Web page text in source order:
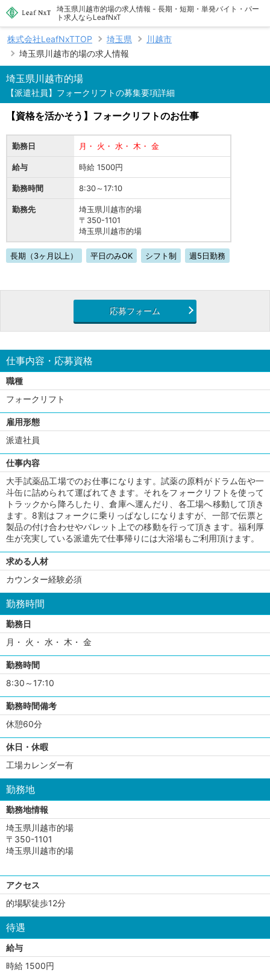
埼玉県川越市的場の求人情報 - 長期・短期・単発バイト・パー
ト求人ならLeafNxT
株式会社LeafNxTTOP 埼玉県
川越市
埼玉県川越市的場の求人情報
埼玉県川越市的場
【派遣社員】フォークリフトの募集要項詳細
【資格を活かそう】フォークリフトのお仕事
勤務日 月・ 火・ 水・ 木・ 金
給与 時給 1500円
勤務時間 8:30～17:10
勤務先
埼玉県川越市的場
〒350-1101
埼玉県川越市的場
長期（3ヶ月以上） 平日のみOK シフト制 週5日勤務
応募フォーム
仕事内容・応募資格
職種
フォークリフト
雇用形態
派遣社員
仕事内容
大手試薬品工場でのお仕事になります。試薬の原料がドラム缶や一
斗缶に詰められて運ばれてきます。それをフォークリフトを使って
トラックから降ろしたり、倉庫へ運んだり、各工場へ移動して頂き
ます。8割はフォークに乗りっぱなしになりますが、一部で伝票と
製品の付け合わせやパレット上での移動を行って頂きます。福利厚
生が充実している派遣先で仕事帰りには大浴場もご利用頂けます。
求める人材
カウンター経験必須
勤務時間
勤務日
月・ 火・ 水・ 木・ 金
勤務時間
8:30～17:10
勤務時間備考
休憩60分
休日・休暇
工場カレンダー有
勤務地
勤務地情報
埼玉県川越市的場
〒350-1101
埼玉県川越市的場
アクセス
的場駅徒歩12分
待遇
給与
時給 1500円